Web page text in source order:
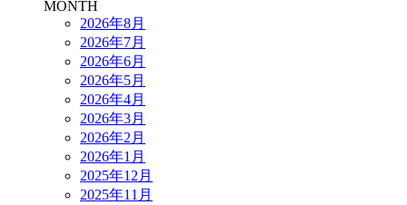
MONTH
2026年8月
2026年7月
2026年6月
2026年5月
2026年4月
2026年3月
2026年2月
2026年1月
2025年12月
2025年11月